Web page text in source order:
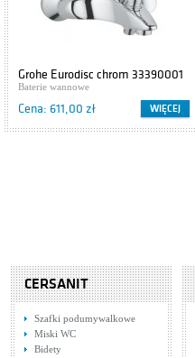
Baterie wannowe
Cena: 542,00 zł
Carlton 17415000
Cena: 1 289,00 zł
Baterie wannowe
Cena: 2 011,00 zł
Hansgrohe Axor
Steel 35427800
Grohe Eurodisc chrom 33390001
Baterie wannowe
Cena: 611,00 zł WIĘCEJ
CERSANIT
Szafki podumywalkowe
Miski WC
Bidety